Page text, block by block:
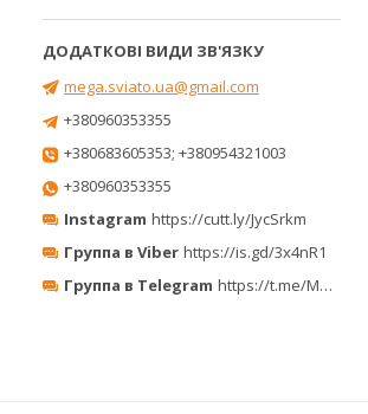
mega.sviato.ua@gmail.com
+380960353355
+380683605353; +380954321003
+380960353355
Instagram https://cutt.ly/JycSrkm
Группа в Viber https://is.gd/3x4nR1
Группа в Telegram https://t.me/MegaPrazdnikUA